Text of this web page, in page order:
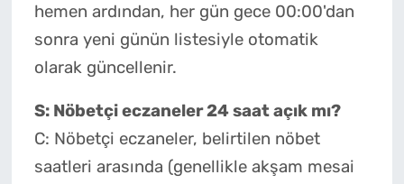
hemen ardından, her gün gece 00:00'dan
sonra yeni günün listesiyle otomatik
olarak güncellenir.
S: Nöbetçi eczaneler 24 saat açık mı?
C: Nöbetçi eczaneler, belirtilen nöbet
saatleri arasında (genellikle akşam mesai